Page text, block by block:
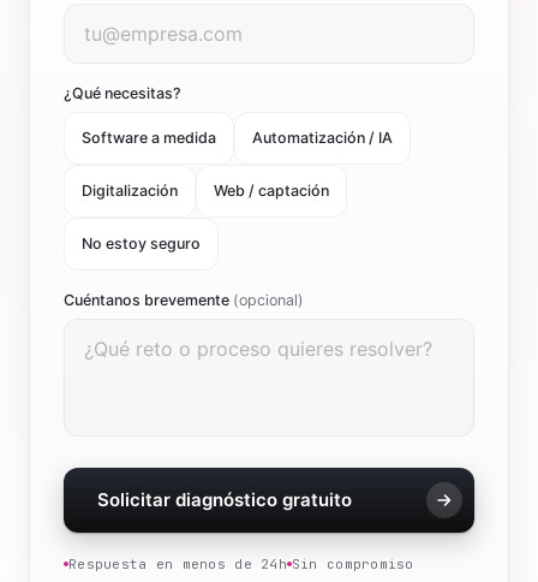
¿Qué necesitas?
Software a medida Automatización / IA
Digitalización Web / captación
No estoy seguro
Cuéntanos brevemente (opcional)
Solicitar diagnóstico gratuito
Respuesta en menos de 24h Sin compromiso